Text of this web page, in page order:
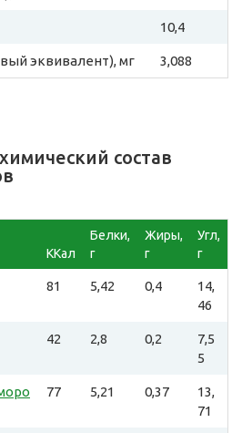
10,4
эквивалент), мг 3,088
состав
ККал
Белки,
г
Жиры,
г
Угл,
г
81 5,42 0,4
14,
46
42 2,8 0,2
7,5
5
77 5,21 0,37
13,
71